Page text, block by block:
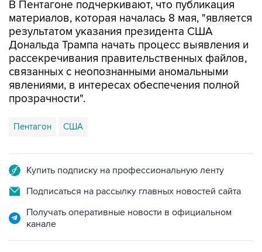
результатом указания президента США
Дональда Трампа начать процесс выявления и
рассекречивания правительственных файлов,
связанных с неопознанными аномальными
явлениями, в интересах обеспечения полной
прозрачности".
Пентагон США
Подписаться на рассылку главных новостей сайта
Получать оперативные новости в официальном